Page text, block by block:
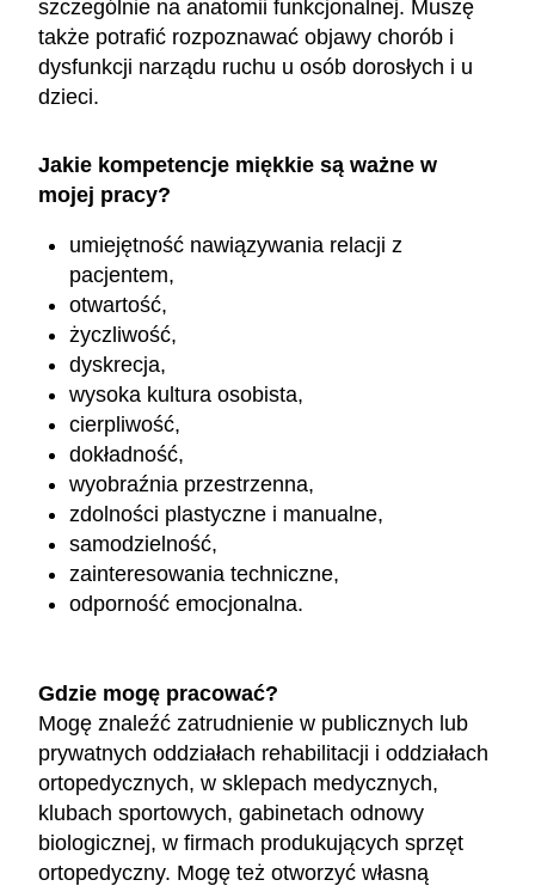
szczególnie na anatomii funkcjonalnej. Muszę
także potrafić rozpoznawać objawy chorób i
dysfunkcji narządu ruchu u osób dorosłych i u
dzieci.
Jakie kompetencje miękkie są ważne w
mojej pracy?
umiejętność nawiązywania relacji z
pacjentem,
otwartość,
życzliwość,
dyskrecja,
wysoka kultura osobista,
cierpliwość,
dokładność,
wyobraźnia przestrzenna,
zdolności plastyczne i manualne,
samodzielność,
zainteresowania techniczne,
odporność emocjonalna.
Gdzie mogę pracować?
Mogę znaleźć zatrudnienie w publicznych lub
prywatnych oddziałach rehabilitacji i oddziałach
ortopedycznych, w sklepach medycznych,
klubach sportowych, gabinetach odnowy
biologicznej, w firmach produkujących sprzęt
ortopedyczny. Mogę też otworzyć własną